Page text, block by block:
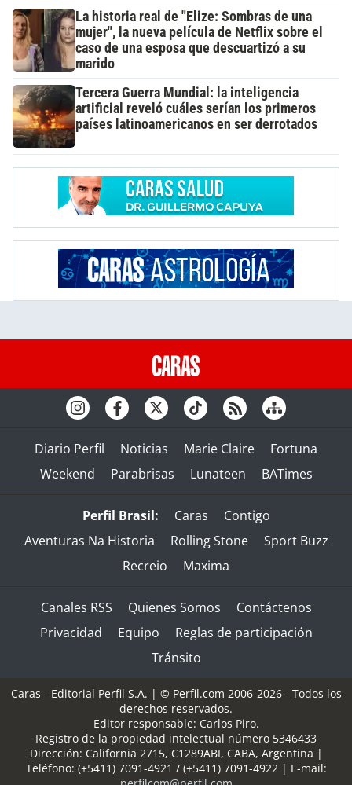
La historia real de "Elize: Sombras de una
mujer", la nueva película de Netflix sobre el
caso de una esposa que descuartizó a su
marido
Tercera Guerra Mundial: la inteligencia
artificial reveló cuáles serían los primeros
países latinoamericanos en ser derrotados
Diario Perfil Noticias Marie Claire
Fortuna
Weekend
Parabrisas Lunateen BATimes
Perfil Brasil: Caras
Contigo
Aventuras Na Historia
Rolling Stone
Sport Buzz
Recreio
Maxima
Canales RSS Quienes Somos
Contáctenos
Privacidad
Equipo
Reglas de participación
Tránsito
Caras - Editorial Perfil S.A. | © Perfil.com 2006-2026 - Todos los
derechos reservados.
Editor responsable: Carlos Piro.
Registro de la propiedad intelectual número 5346433
Dirección: California 2715, C1289ABI, CABA, Argentina |
Teléfono: (+5411) 7091-4921 / (+5411) 7091-4922| E-mail: